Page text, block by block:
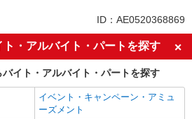
即日勤務OK
女性活躍中
フリーター歓迎
ブランクOK
ID：AE0520368869
・アルバイト・パートを探す
イト・アルバイト・パートを探す
イベント・キャンペーン・アミュ
ーズメント